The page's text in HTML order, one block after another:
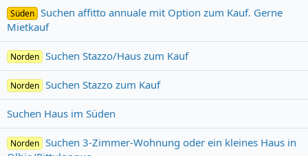
Süden Suchen affitto annuale mit Option zum Kauf. Gerne
Mietkauf
Norden Suchen Stazzo/Haus zum Kauf
Norden Suchen Stazzo zum Kauf
Suchen Haus im Süden
Norden Suchen 3-Zimmer-Wohnung oder ein kleines Haus in